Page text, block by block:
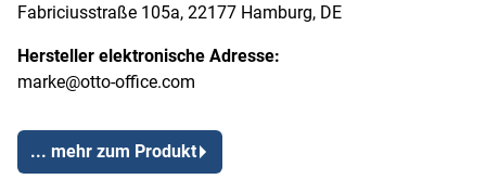
Fabriciusstraße 105a, 22177 Hamburg, DE
Hersteller elektronische Adresse:
marke@otto-office.com
... mehr zum Produkt